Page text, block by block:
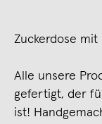
Zuckerdose mit
Alle unsere
gefertigt, der
ist!